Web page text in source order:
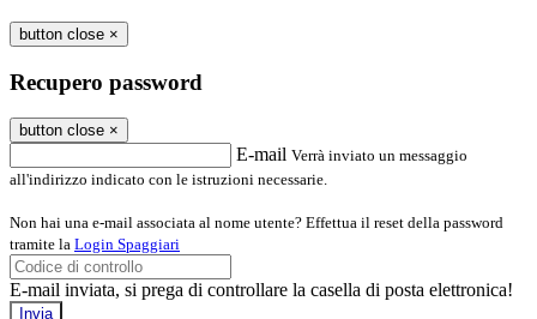
button close ×
Recupero password
button close ×
E-mail Verrà inviato un messaggio
all'indirizzo indicato con le istruzioni necessarie.
Non hai una e-mail associata al nome utente? Effettua il reset della password
tramite la Login Spaggiari
E-mail inviata, si prega di controllare la casella di posta elettronica!